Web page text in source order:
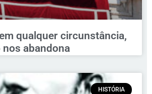
qualquer circunstância,
abandona
HISTÓRIA